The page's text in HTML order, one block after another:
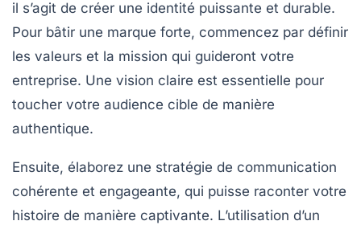
il s’agit de créer une identité puissante et durable.
Pour bâtir une marque forte, commencez par définir
les valeurs et la mission qui guideront votre
entreprise. Une vision claire est essentielle pour
toucher votre audience cible de manière
authentique.
Ensuite, élaborez une stratégie de communication
cohérente et engageante, qui puisse raconter votre
histoire de manière captivante. L’utilisation d’un